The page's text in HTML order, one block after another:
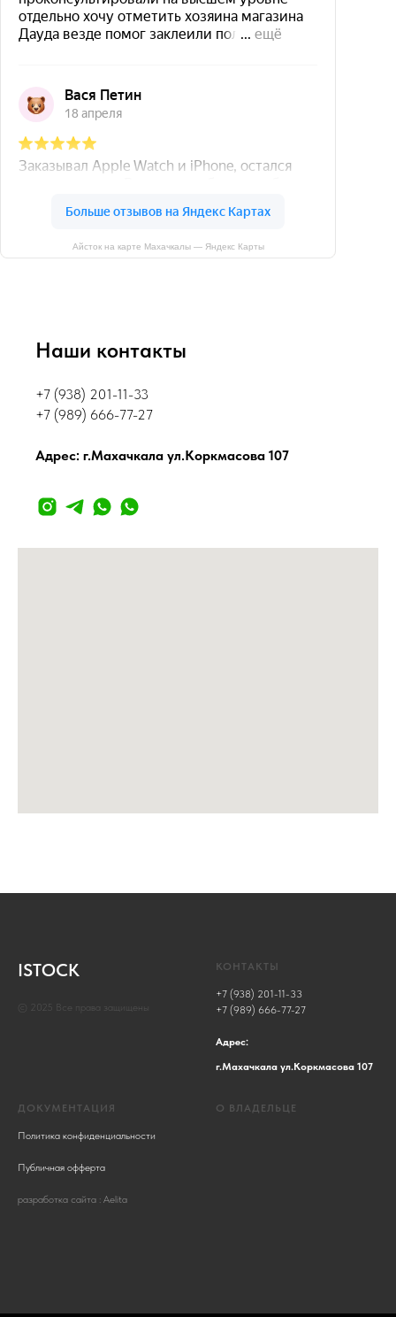
Айсток на карте Махачкалы — Яндекс Карты
Наши контакты
+7 (938) 201-11-33
+7 (989) 666-77-27
Адрес: г.Махачкала ул.Коркмасова 107
ISTOCK
© 2025 Все права защищены
КОНТАКТЫ
+7 (938) 201-11-33
+7 (989) 666-77-27
Адрес:
г.Махачкала ул.Коркмасова 107
ДОКУМЕНТАЦИЯ
Политика конфиденциальности
Публичная офферта
разработка сайта : Aelita
О ВЛАДЕЛЬЦЕ